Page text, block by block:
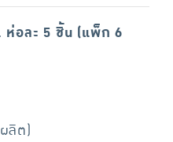
ห่อละ 5 ชิ้น (แพ็ก 6
ลิต)